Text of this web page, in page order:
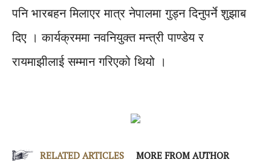
पनि भारबहन मिलाएर मात्र नेपालमा गुड्न दिनुपर्ने शुझाब
दिए । कार्यक्रममा नवनियुक्त मन्त्री पाण्डेय र
रायमाझीलाई सम्मान गरिएको थियो ।
RELATED ARTICLES MORE FROM AUTHOR